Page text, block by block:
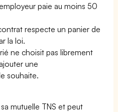
paie au moins 50
respecte un panier de
la loi.
ne choisit pas librement
une
souhaite.
mutuelle TNS et peut